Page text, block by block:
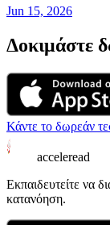
Jun 15, 2026
Δοκιμάστε
Κάντε το δωρεάν
acceleread
Εκπαιδευτείτε να
κατανόηση.